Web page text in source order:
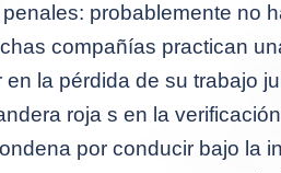
probablemente no
compañías practican
en la pérdida de su trabajo
roja s en la
por conducir bajo la